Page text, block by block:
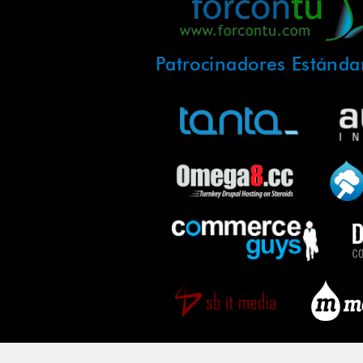
Patrocinadores